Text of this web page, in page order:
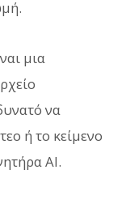
μια
να
ή το κείμενο
AI.